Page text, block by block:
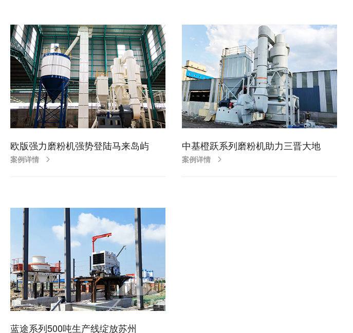
欧版强力磨粉机强势登陆马来岛屿
案例详情
中基橙跃系列磨粉机助力三晋大地
案例详情
蓝途系列500吨生产线绽放苏州